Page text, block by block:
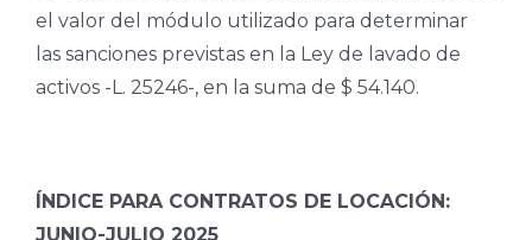
el valor del módulo utilizado para determinar
las sanciones previstas en la Ley de lavado de
activos -L. 25246-, en la suma de $ 54.140.
ÍNDICE PARA CONTRATOS DE LOCACIÓN:
JUNIO-JULIO 2025